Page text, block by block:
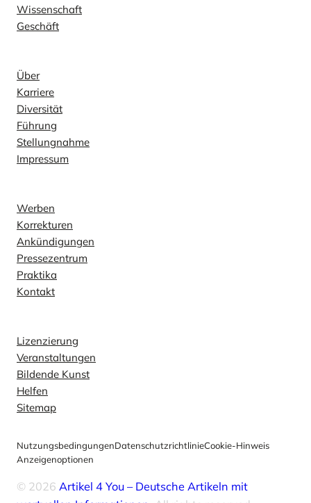
Wissenschaft
Geschäft
Über
Karriere
Diversität
Führung
Stellungnahme
Impressum
Werben
Korrekturen
Ankündigungen
Pressezentrum
Praktika
Kontakt
Lizenzierung
Veranstaltungen
Bildende Kunst
Helfen
Sitemap
NutzungsbedingungenDatenschutzrichtlinieCookie-Hinweis
Anzeigenoptionen
© 2026 Artikel 4 You – Deutsche Artikeln mit